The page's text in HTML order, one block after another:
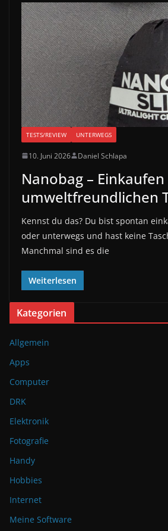
TESTS/REVIEW UNTERWEGS
10. Juni 2026 Daniel Schlapa
Nanobag –
umweltfreundlichen
Kennst du das? Du bist spontan
oder unterwegs und hast keine
Manchmal sind es die
Weiterlesen
Kategorien
Allgemein
Apps
Computer
DRK
Elektronik
Fotografie
Handy
Hobbies
Internet
Meine Software